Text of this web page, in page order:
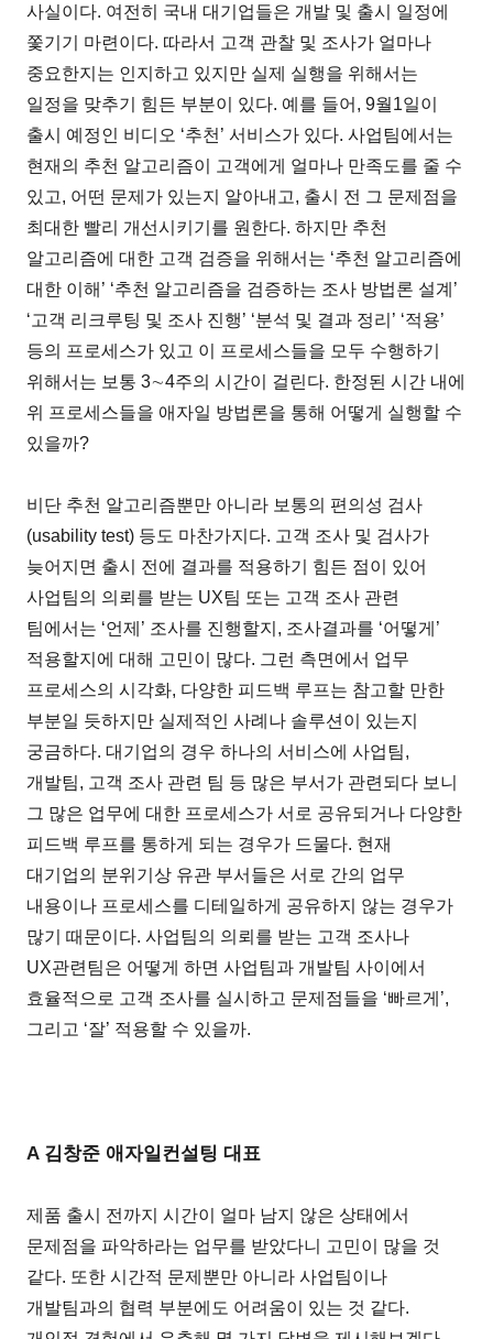
사실이다. 여전히 국내 대기업들은 개발 및 출시 일정에
쫓기기 마련이다. 따라서 고객 관찰 및 조사가 얼마나
중요한지는 인지하고 있지만 실제 실행을 위해서는
일정을 맞추기 힘든 부분이 있다. 예를 들어, 9월1일이
출시 예정인 비디오 ‘추천’ 서비스가 있다. 사업팀에서는
현재의 추천 알고리즘이 고객에게 얼마나 만족도를 줄 수
있고, 어떤 문제가 있는지 알아내고, 출시 전 그 문제점을
최대한 빨리 개선시키기를 원한다. 하지만 추천
알고리즘에 대한 고객 검증을 위해서는 ‘추천 알고리즘에
대한 이해’ ‘추천 알고리즘을 검증하는 조사 방법론 설계’
‘고객 리크루팅 및 조사 진행’ ‘분석 및 결과 정리’ ‘적용’
등의 프로세스가 있고 이 프로세스들을 모두 수행하기
위해서는 보통 3∼4주의 시간이 걸린다. 한정된 시간 내에
위 프로세스들을 애자일 방법론을 통해 어떻게 실행할 수
있을까?
비단 추천 알고리즘뿐만 아니라 보통의 편의성 검사
(usability test) 등도 마찬가지다. 고객 조사 및 검사가
늦어지면 출시 전에 결과를 적용하기 힘든 점이 있어
사업팀의 의뢰를 받는 UX팀 또는 고객 조사 관련
팀에서는 ‘언제’ 조사를 진행할지, 조사결과를 ‘어떻게’
적용할지에 대해 고민이 많다. 그런 측면에서 업무
프로세스의 시각화, 다양한 피드백 루프는 참고할 만한
부분일 듯하지만 실제적인 사례나 솔루션이 있는지
궁금하다. 대기업의 경우 하나의 서비스에 사업팀,
개발팀, 고객 조사 관련 팀 등 많은 부서가 관련되다 보니
그 많은 업무에 대한 프로세스가 서로 공유되거나 다양한
피드백 루프를 통하게 되는 경우가 드물다. 현재
대기업의 분위기상 유관 부서들은 서로 간의 업무
내용이나 프로세스를 디테일하게 공유하지 않는 경우가
많기 때문이다. 사업팀의 의뢰를 받는 고객 조사나
UX관련팀은 어떻게 하면 사업팀과 개발팀 사이에서
효율적으로 고객 조사를 실시하고 문제점들을 ‘빠르게’,
그리고 ‘잘’ 적용할 수 있을까.
A 김창준 애자일컨설팅 대표
제품 출시 전까지 시간이 얼마 남지 않은 상태에서
문제점을 파악하라는 업무를 받았다니 고민이 많을 것
같다. 또한 시간적 문제뿐만 아니라 사업팀이나
개발팀과의 협력 부분에도 어려움이 있는 것 같다.